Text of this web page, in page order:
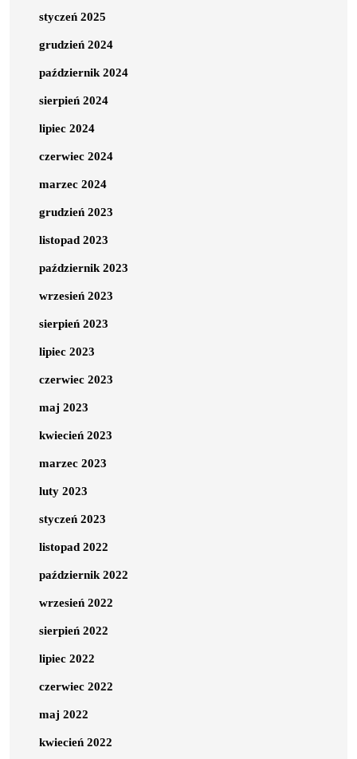
styczeń 2025
grudzień 2024
październik 2024
sierpień 2024
lipiec 2024
czerwiec 2024
marzec 2024
grudzień 2023
listopad 2023
październik 2023
wrzesień 2023
sierpień 2023
lipiec 2023
czerwiec 2023
maj 2023
kwiecień 2023
marzec 2023
luty 2023
styczeń 2023
listopad 2022
październik 2022
wrzesień 2022
sierpień 2022
lipiec 2022
czerwiec 2022
maj 2022
kwiecień 2022